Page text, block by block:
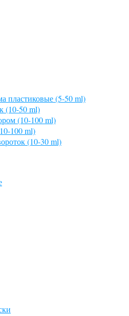
пластиковые (5-50 ml)
(10-50 ml)
(10-100 ml)
100 ml)
(10-30 ml)